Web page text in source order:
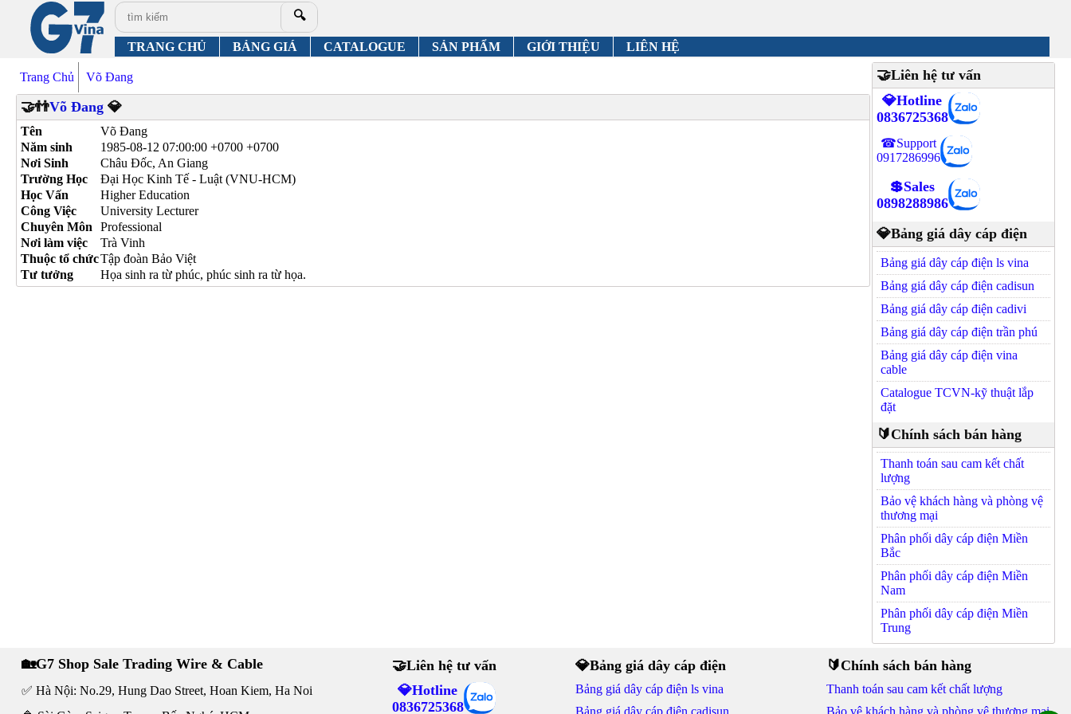
🔍
TRANG CHỦ BẢNG GIÁ CATALOGUE SẢN PHẨM GIỚI THIỆU LIÊN HỆ
Trang Chủ Võ Đang
🤝👬Võ Đang 💎
Tên
Võ Đang
Năm sinh
1985-08-12 07:00:00 +0700 +0700
Nơi Sinh
Châu Đốc, An Giang
Trường Học
Đại Học Kinh Tế - Luật (VNU-HCM)
Học Vấn
Higher Education
Công Việc
University Lecturer
Chuyên Môn
Professional
Nơi làm việc
Trà Vinh
Thuộc tổ chứcTập đoàn Bảo Việt
Tư tưởng
Họa sinh ra từ phúc, phúc sinh ra từ họa.
🤝Liên hệ tư vấn
💎Hotline
0836725368
☎Support
0917286996
💲Sales
0898288986
💎Bảng giá dây cáp điện
Bảng giá dây cáp điện ls vina
Bảng giá dây cáp điện cadisun
Bảng giá dây cáp điện cadivi
Bảng giá dây cáp điện trần phú
Bảng giá dây cáp điện vina
cable
Catalogue TCVN-kỹ thuật lắp
đặt
🔰Chính sách bán hàng
Thanh toán sau cam kết chất
lượng
Bảo vệ khách hàng và phòng vệ
thương mại
Phân phối dây cáp điện Miền
Bắc
Phân phối dây cáp điện Miền
Nam
Phân phối dây cáp điện Miền
Trung
🏡G7 Shop Sale Trading Wire & Cable
✅ Hà Nội: No.29, Hung Dao Street, Hoan Kiem, Ha Noi
🤝Liên hệ tư vấn
💎Hotline
0836725368
💎Bảng giá dây cáp điện
Bảng giá dây cáp điện ls vina
Bảng giá dây cáp điện cadisun
🔰Chính sách bán hàng
Thanh toán sau cam kết chất lượng
Bảo vệ khách hàng và phòng vệ thương mại